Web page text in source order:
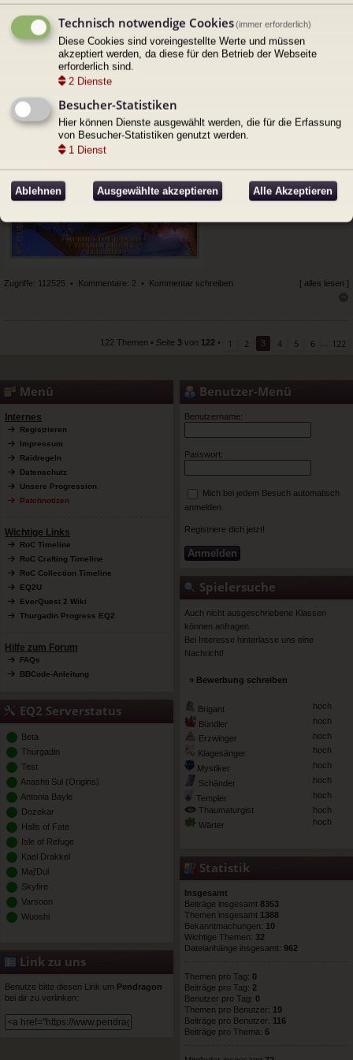
Hier noch ein paar Zitate vom Raid:
"Der Kick heisst anders, sehr kreativ"
"War flawless, Elvo zählt nicht als Toter, das wissen die nur nicht"
Proscht und gratzi uns!
Zugriffe: 112525 • Kommentare: 2 • Kommentar schreiben [ alles lesen ]
en
122 Themen • Seite 3 von 122 • 1 2 3 4 5 6 122
Menü
Internes
Registrieren
Impressum
Raidregeln
Datenschutz
Unsere Progression
Patchnotizen
Wichtige Links
RoC Timeline
RoC Crafting Timeline
RoC Collection Timeline
EQ2U
EverQuest 2 Wiki
Thurgadin Progress EQ2
Hilfe zum Forum
FAQs
BBCode-Anleitung
EQ2 Serverstatus
Beta
Thurgadin
Test
Anashti Sul (Origins)
Antonia Bayle
Dozekar
Halls of Fate
Isle of Refuge
Kael Drakkel
Maj'Dul
Skyfire
Varsoon
Wuoshi
Link zu uns
Benutze bitte diesen Link um Pendragon
bei dir zu verlinken:
Benutzer-Menü
Benutzername:
Passwort:
Mich bei jedem Besuch automatisch
anmelden
Registriere dich jetzt!
Spielersuche
Auch nicht ausgeschriebene Klassen
können anfragen.
Bei Interesse hinterlasse uns eine
Nachricht!
» Bewerbung schreiben
Brigant
hoch
Bündler
hoch
Erzwinger
hoch
Klagesänger
hoch
Mystiker
hoch
Schänder
hoch
Templer
hoch
Thaumaturgist
hoch
Wärter
hoch
Statistik
Insgesamt
Beiträge insgesamt 8353
Themen insgesamt 1388
Bekanntmachungen: 10
Wichtige Themen: 32
Dateianhänge insgesamt: 962
Themen pro Tag: 0
Beiträge pro Tag: 2
Benutzer pro Tag: 0
Themen pro Benutzer: 19
Beiträge pro Benutzer: 116
Beiträge pro Thema: 6
Technisch notwendige Cookies(immer erforderlich)
Diese Cookies sind voreingestellte Werte und müssen
akzeptiert werden, da diese für den Betrieb der Webseite
erforderlich sind.
2 Dienste
Besucher-Statistiken
Hier können Dienste ausgewählt werden, die für die Erfassung
von Besucher-Statistiken genutzt werden.
1 Dienst
Ablehnen Ausgewählte akzeptieren Alle Akzeptieren